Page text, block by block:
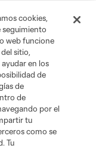
mexicano de
cookies,
seguimiento
web funcione
sitio,
en los
de
de
de
por el
tu
como se
Tu